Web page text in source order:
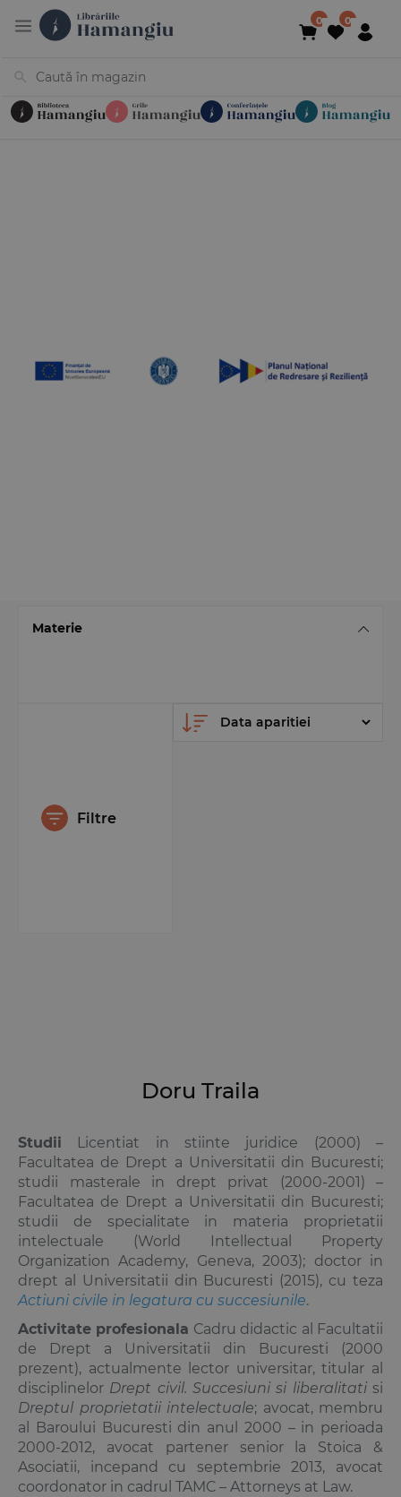
Materie
Filtre
Doru Traila
Studii Licentiat in stiinte juridice (2000) –
Facultatea de Drept a Universitatii din Bucuresti;
studii masterale in drept privat (2000-2001) –
Facultatea de Drept a Universitatii din Bucuresti;
studii de specialitate in materia proprietatii
intelectuale (World Intellectual Property
Organization Academy, Geneva, 2003); doctor in
drept al Universitatii din Bucuresti (2015), cu teza
Actiuni civile in legatura cu succesiunile.
Activitate profesionala Cadru didactic al Facultatii
de Drept a Universitatii din Bucuresti (2000
prezent), actualmente lector universitar, titular al
disciplinelor Drept civil. Succesiuni si liberalitatisi
Dreptul proprietatii intelectuale; avocat, membru
al Baroului Bucuresti din anul 2000 – in perioada
2000-2012, avocat partener senior la Stoica &
Asociatii, incepand cu septembrie 2013, avocat
coordonator in cadrul TAMC – Attorneys at Law.